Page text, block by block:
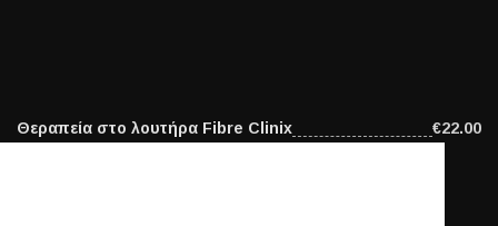
Θεραπεία στο λουτήρα Fibre Clinix €22.00